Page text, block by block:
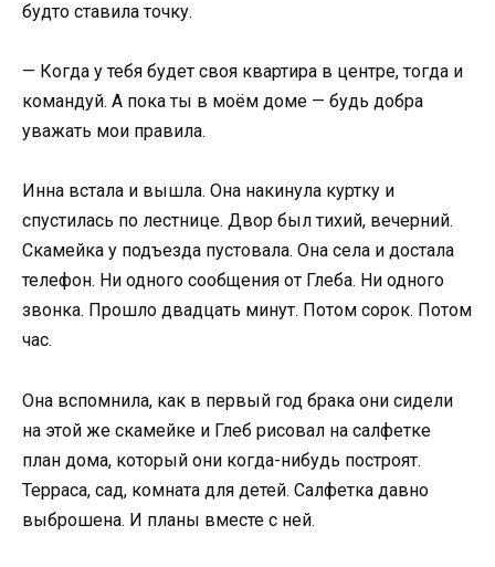
будто ставила точку.
— Когда у тебя будет своя квартира в центре, тогда и
командуй. А пока ты в моём доме — будь добра
уважать мои правила.
Инна встала и вышла. Она накинула куртку и
спустилась по лестнице. Двор был тихий, вечерний.
Скамейка у подъезда пустовала. Она села и достала
телефон. Ни одного сообщения от Глеба. Ни одного
звонка. Прошло двадцать минут. Потом сорок. Потом
час.
Она вспомнила, как в первый год брака они сидели
на этой же скамейке и Глеб рисовал на салфетке
план дома, который они когда-нибудь построят.
Терраса, сад, комната для детей. Салфетка давно
выброшена. И планы вместе с ней.